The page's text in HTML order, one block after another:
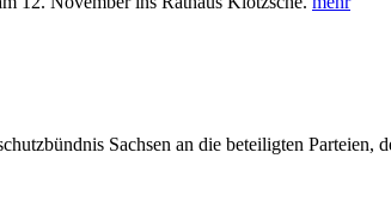
Sachsen an die beteiligten Parteien,